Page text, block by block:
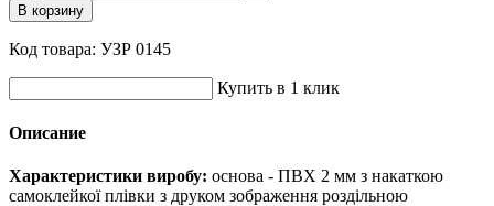
В корзину
Код товара: УЗР 0145
Купить в 1 клик
Описание
Характеристики виробу: основа - ПВХ 2 мм з накаткою
самоклейкої плівки з друком зображення роздільною